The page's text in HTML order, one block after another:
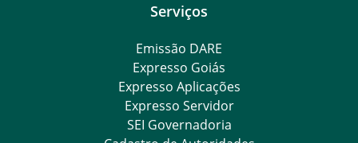
Serviços
Emissão DARE
Expresso Goiás
Expresso Aplicações
Expresso Servidor
SEI Governadoria